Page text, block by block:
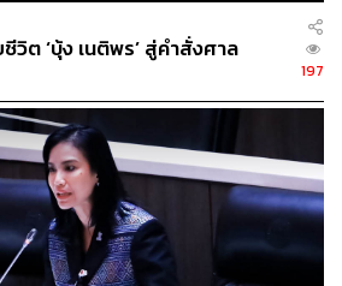
วิต ‘บุ้ง เนติพร’ สู่คำสั่งศาล
197